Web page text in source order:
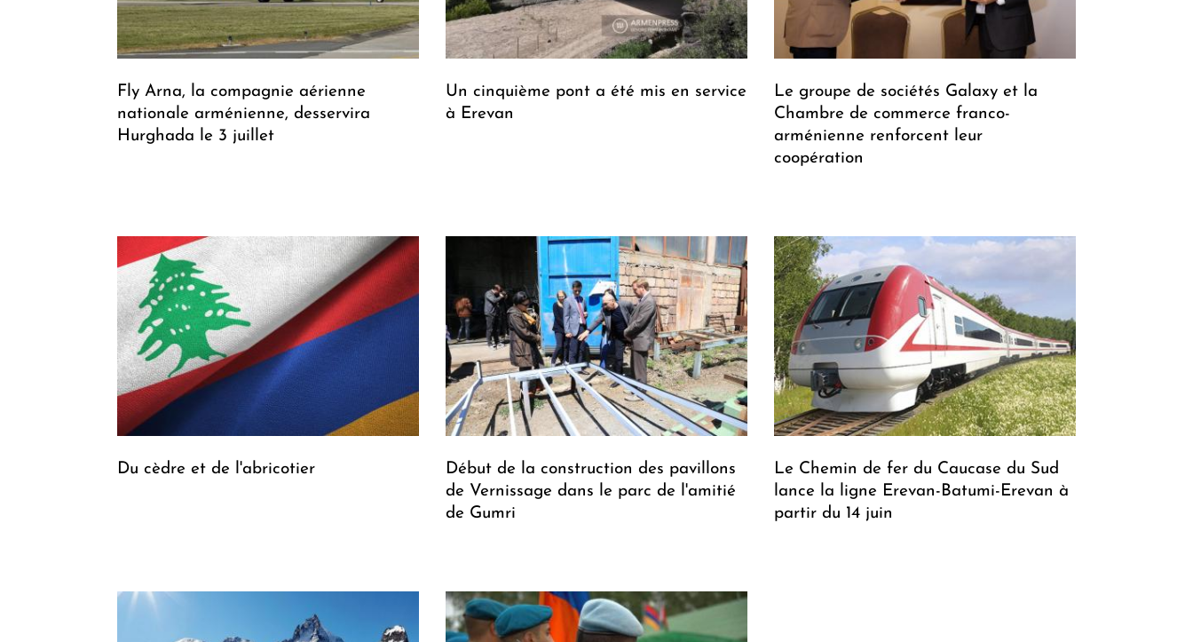
Fly Arna, la compagnie aérienne
nationale arménienne, desservira
Hurghada le 3 juillet
Un cinquième pont a été mis en service
à Erevan
Le groupe de sociétés Galaxy et la
Chambre de commerce franco-
arménienne renforcent leur
coopération
Du cèdre et de l'abricotier
Début de la construction des pavillons
de Vernissage dans le parc de l'amitié
de Gumri
Le Chemin de fer du Caucase du Sud
lance la ligne Erevan-Batumi-Erevan à
partir du 14 juin